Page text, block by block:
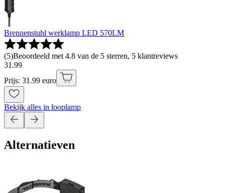
Brennenstuhl werklamp LED 570LM
(5)Beoordeeld met 4.8 van de 5 sterren, 5 klantreviews
31 .99
Prijs: 31.99 euro
Bekijk alles in looplamp
Alternatieven